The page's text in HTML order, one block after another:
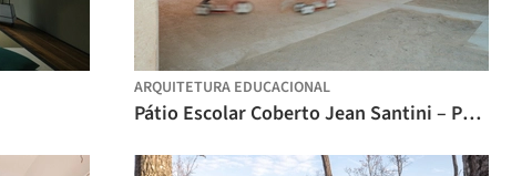
ARQUITETURA EDUCACIONAL
Pátio Escolar Coberto Jean Santini – Porto-Vecchio, Córsega / CGZ Architecture